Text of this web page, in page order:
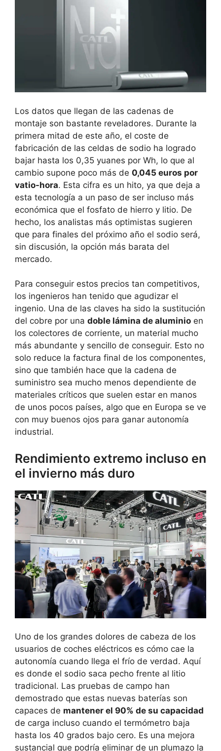
Los datos que llegan de las cadenas de
montaje son bastante reveladores. Durante la
primera mitad de este año, el coste de
fabricación de las celdas de sodio ha logrado
bajar hasta los 0,35 yuanes por Wh, lo que al
cambio supone poco más de 0,045 euros por
vatio-hora. Esta cifra es un hito, ya que deja a
esta tecnología a un paso de ser incluso más
económica que el fosfato de hierro y litio. De
hecho, los analistas más optimistas sugieren
que para finales del próximo año el sodio será,
sin discusión, la opción más barata del
mercado.
Para conseguir estos precios tan competitivos,
los ingenieros han tenido que agudizar el
ingenio. Una de las claves ha sido la sustitución
del cobre por una doble lámina de aluminio en
los colectores de corriente, un material mucho
más abundante y sencillo de conseguir. Esto no
solo reduce la factura final de los componentes,
sino que también hace que la cadena de
suministro sea mucho menos dependiente de
materiales críticos que suelen estar en manos
de unos pocos países, algo que en Europa se ve
con muy buenos ojos para ganar autonomía
industrial.
Rendimiento extremo incluso en
el invierno más duro
Uno de los grandes dolores de cabeza de los
usuarios de coches eléctricos es cómo cae la
autonomía cuando llega el frío de verdad. Aquí
es donde el sodio saca pecho frente al litio
tradicional. Las pruebas de campo han
demostrado que estas nuevas baterías son
capaces de mantener el 90% de su capacidad
de carga incluso cuando el termómetro baja
hasta los 40 grados bajo cero. Es una mejora
sustancial que podría eliminar de un plumazo la